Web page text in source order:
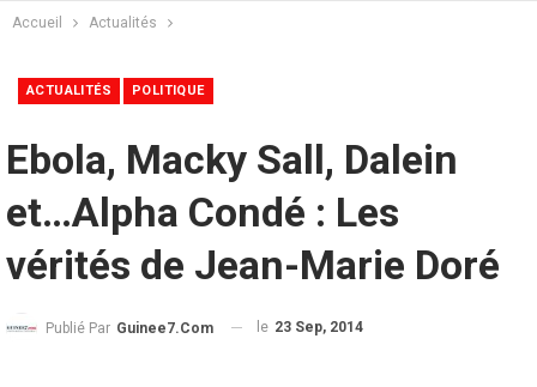
Accueil Actualités
ACTUALITÉS POLITIQUE
Ebola, Macky Sall, Dalein
et…Alpha Condé : Les
vérités de Jean-Marie Doré
Publié Par Guinee7.com le 23 Sep, 2014